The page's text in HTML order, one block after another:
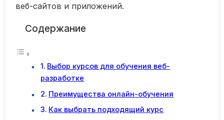
веб-сайтов и приложений.
Содержание
Выбор курсов для обучения веб-
разработке
Преимущества онлайн-обучения
Как выбрать подходящий курс